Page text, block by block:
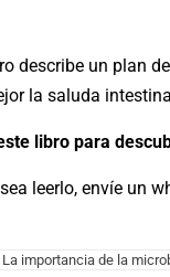
describe un plan
la saluda
libro para
leerlo, envíe un
La importancia de la